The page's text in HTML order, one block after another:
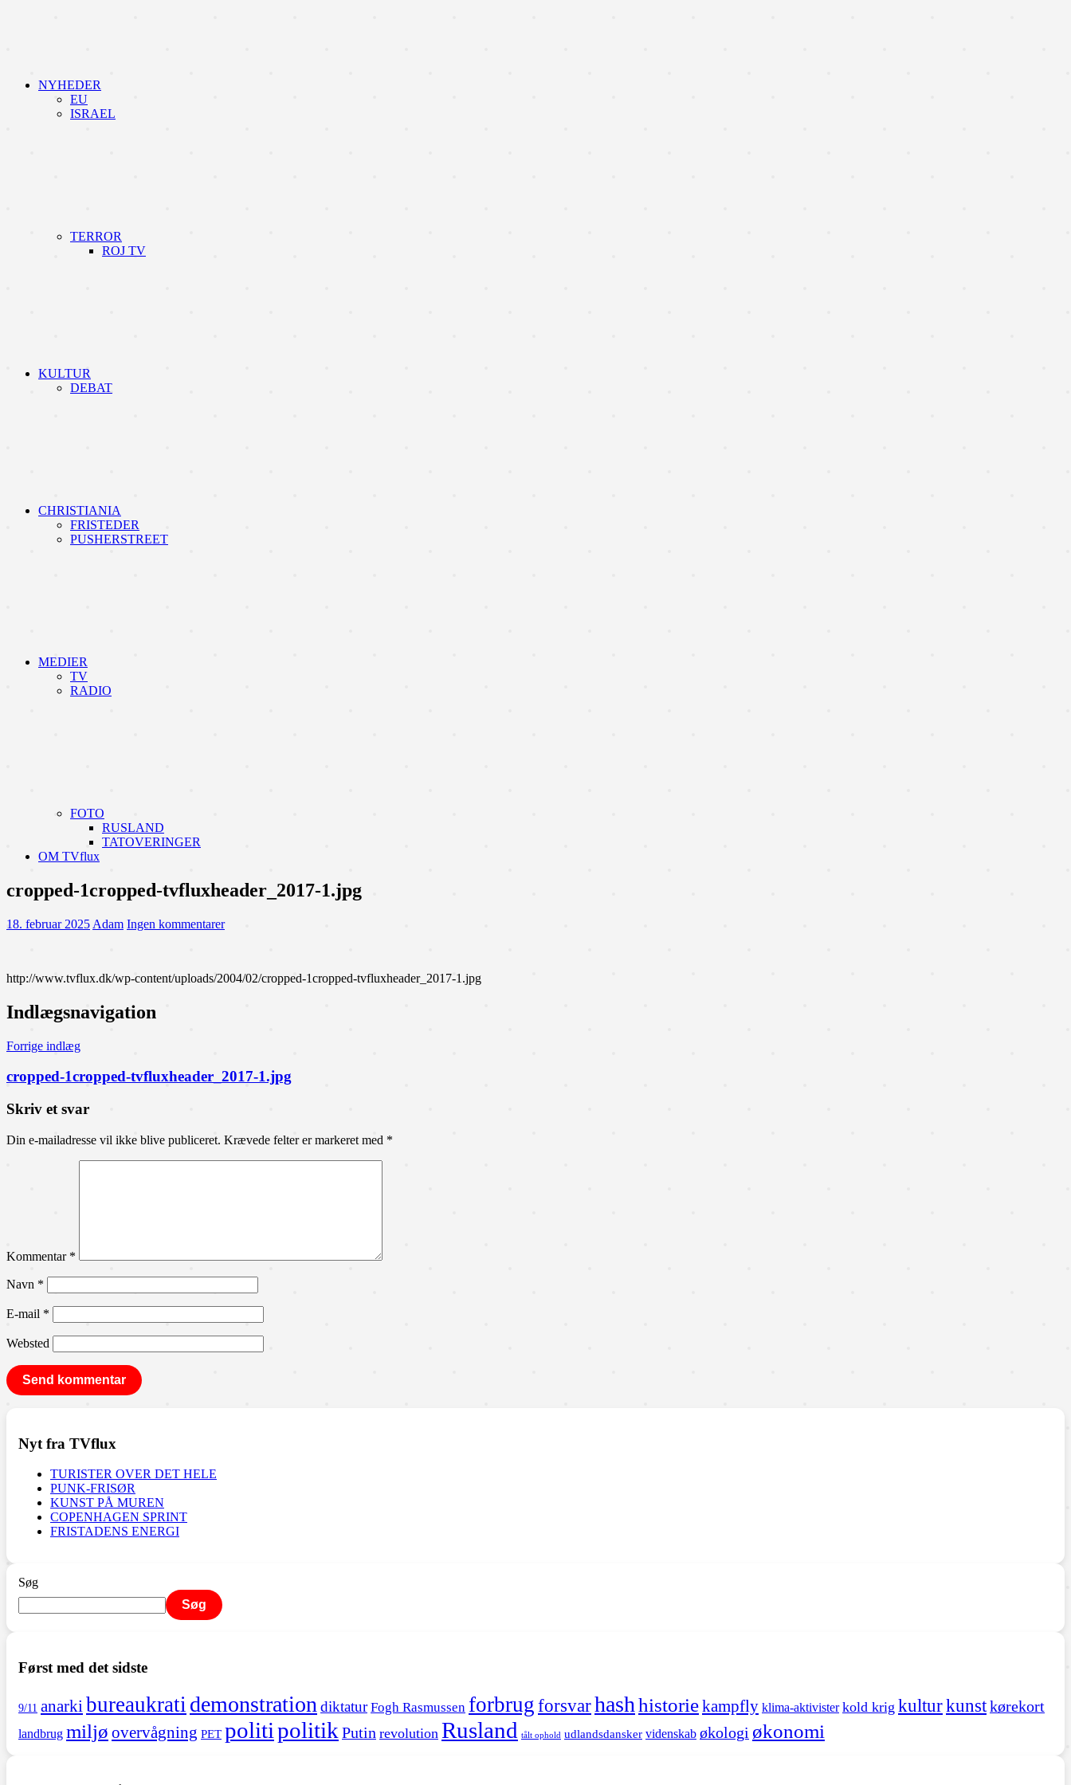
NYHEDER
EU
ISRAEL
TERROR
ROJ TV
KULTUR
DEBAT
CHRISTIANIA
FRISTEDER
PUSHERSTREET
MEDIER
TV
RADIO
FOTO
RUSLAND
TATOVERINGER
OM TVflux
cropped-1cropped-tvfluxheader_2017-1.jpg
18. februar 2025 Adam Ingen kommentarer
http://www.tvflux.dk/wp-content/uploads/2004/02/cropped-1cropped-tvfluxheader_2017-1.jpg
Indlægsnavigation
Forrige indlæg
cropped-1cropped-tvfluxheader_2017-1.jpg
Skriv et svar
Din e-mailadresse vil ikke blive publiceret. Krævede felter er markeret med *
Kommentar *
Navn *
E-mail *
Websted
Nyt fra TVflux
TURISTER OVER DET HELE
PUNK-FRISØR
KUNST PÅ MUREN
COPENHAGEN SPRINT
FRISTADENS ENERGI
Søg
Søg
Først med det sidste
9/11 anarki bureaukrati demonstration diktatur Fogh Rasmussen forbrugforsvarhash historiekampfly klima-aktivister kold krig kulturkunstkørekort
landbrug miljø overvågning PET politipolitik Putin revolution Rusland tålt ophold udlandsdansker videnskab økologi økonomi